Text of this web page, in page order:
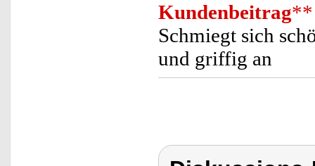
Kundenbeitrag**
Schmiegt sich
und griffig an